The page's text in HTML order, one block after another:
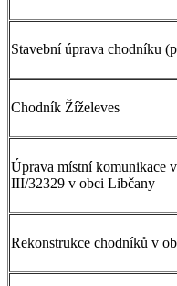
Stavební úprava chodníku
Chodník Žíželeves
Úprava místní komunikace
III/32329 v obci Libčany
Rekonstrukce chodníků v